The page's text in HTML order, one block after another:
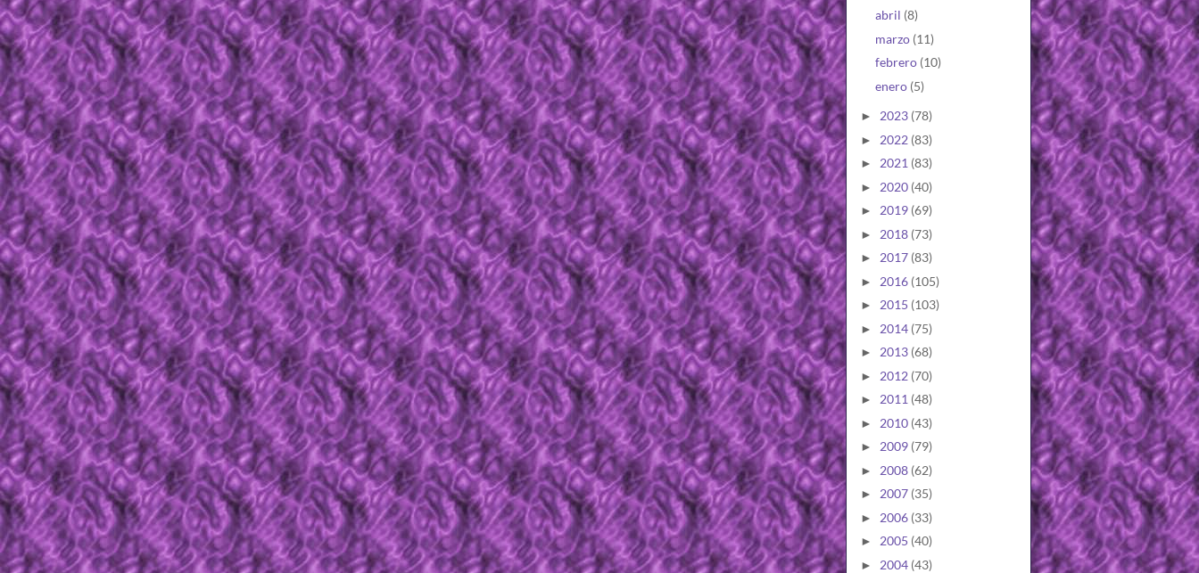
abril (8)
marzo (11)
febrero (10)
enero (5)
► 2023 (78)
► 2022 (83)
► 2021 (83)
► 2020 (40)
► 2019 (69)
► 2018 (73)
► 2017 (83)
► 2016 (105)
► 2015 (103)
► 2014 (75)
► 2013 (68)
► 2012 (70)
► 2011 (48)
► 2010 (43)
► 2009 (79)
► 2008 (62)
► 2007 (35)
► 2006 (33)
► 2005 (40)
► 2004 (43)